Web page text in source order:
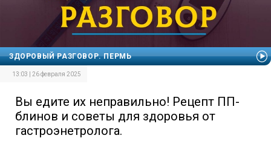
ЗДОРОВЫЙ РАЗГОВОР. ПЕРМЬ
13:03 | 26 февраля 2025
Вы едите их неправильно! Рецепт ПП-
блинов и советы для здоровья от
гастроэнетролога.